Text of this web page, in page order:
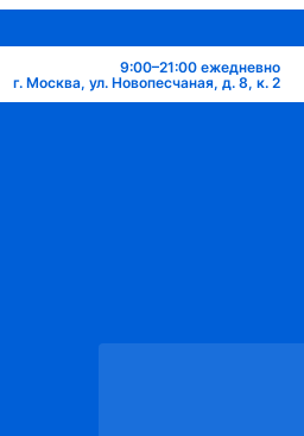
9:00–21:00 ежедневно
г. Москва, ул. Новопесчаная, д. 8, к. 2